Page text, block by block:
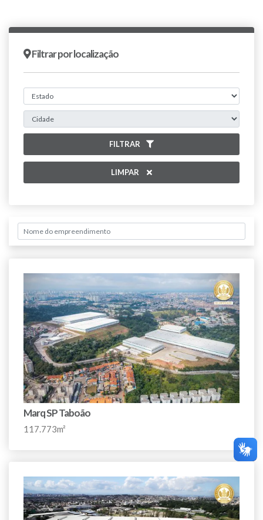
Filtrar por localização
FILTRAR
LIMPAR
Marq SP Taboão
117.773m²